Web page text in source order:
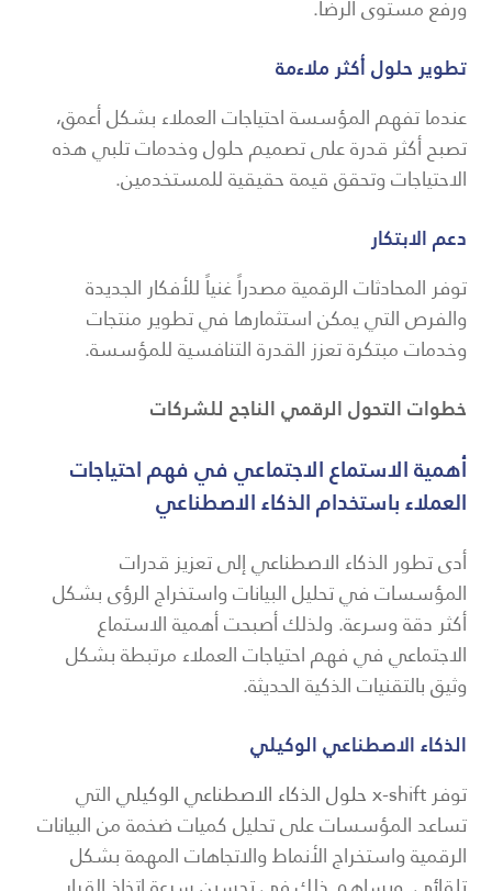
ورفع مستوى الرضا.
تطوير حلول أكثر ملاءمة
عندما تفهم المؤسسة احتياجات العملاء بشكل أعمق،
تصبح أكثر قدرة على تصميم حلول وخدمات تلبي هذه
الاحتياجات وتحقق قيمة حقيقية للمستخدمين.
دعم الابتكار
توفر المحادثات الرقمية مصدراً غنياً للأفكار الجديدة
والفرص التي يمكن استثمارها في تطوير منتجات
وخدمات مبتكرة تعزز القدرة التنافسية للمؤسسة.
خطوات التحول الرقمي الناجح للشركات
أهمية الاستماع الاجتماعي في فهم احتياجات
العملاء باستخدام الذكاء الاصطناعي
أدى تطور الذكاء الاصطناعي إلى تعزيز قدرات
المؤسسات في تحليل البيانات واستخراج الرؤى بشكل
أكثر دقة وسرعة. ولذلك أصبحت أهمية الاستماع
الاجتماعي في فهم احتياجات العملاء مرتبطة بشكل
وثيق بالتقنيات الذكية الحديثة.
الذكاء الاصطناعي الوكيلي
توفر x-shift
حلول الذكاء الاصطناعي الوكيليالتي
تساعد المؤسسات على تحليل كميات ضخمة من البيانات
الرقمية واستخراج الأنماط والاتجاهات المهمة بشكل